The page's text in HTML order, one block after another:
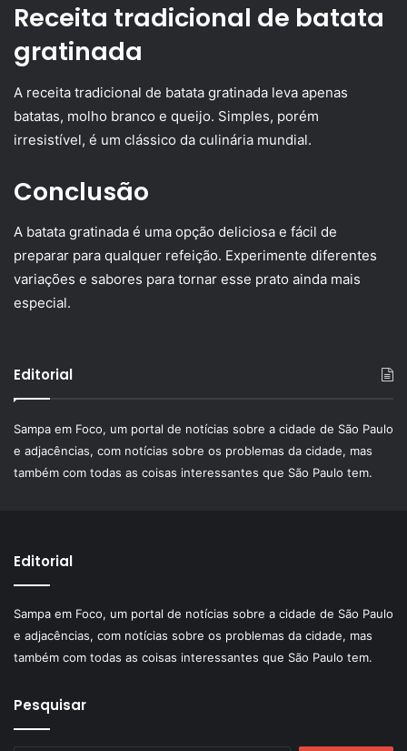
Receita tradicional de batata
gratinada
A receita tradicional de batata gratinada leva apenas
batatas, molho branco e queijo. Simples, porém
irresistível, é um clássico da culinária mundial.
Conclusão
A batata gratinada é uma opção deliciosa e fácil de
preparar para qualquer refeição. Experimente diferentes
variações e sabores para tornar esse prato ainda mais
especial.
Editorial
Sampa em Foco, um portal de notícias sobre a cidade de São Paulo
e adjacências, com notícias sobre os problemas da cidade, mas
também com todas as coisas interessantes que São Paulo tem.
Editorial
Sampa em Foco, um portal de notícias sobre a cidade de São Paulo
e adjacências, com notícias sobre os problemas da cidade, mas
também com todas as coisas interessantes que São Paulo tem.
Pesquisar